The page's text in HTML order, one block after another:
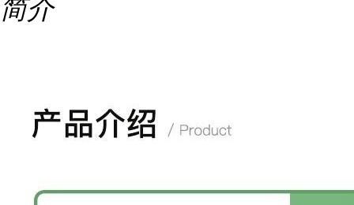
简介